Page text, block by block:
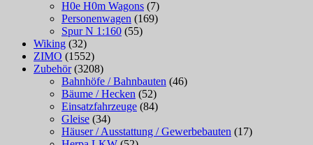
H0e H0m Wagons (7)
Personenwagen (169)
Spur N 1:160 (55)
Wiking (32)
ZIMO (1552)
Zubehör (3208)
Bahnhöfe / Bahnbauten (46)
Bäume / Hecken (52)
Einsatzfahrzeuge (84)
Gleise (34)
Häuser / Ausstattung / Gewerbebauten (17)